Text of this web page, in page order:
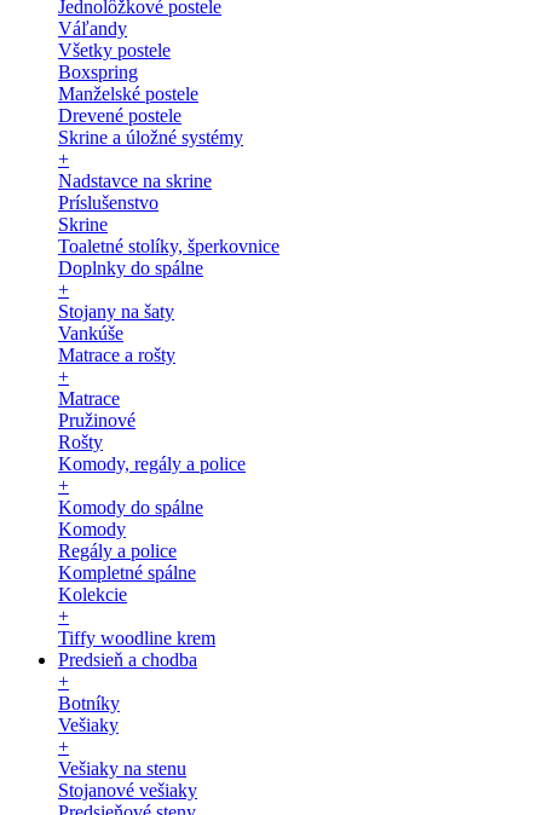
Jednolôžkové postele
Váľandy
Všetky postele
Boxspring
Manželské postele
Drevené postele
Skrine a úložné systémy
+
Nadstavce na skrine
Príslušenstvo
Skrine
Toaletné stolíky, šperkovnice
Doplnky do spálne
+
Stojany na šaty
Vankúše
Matrace a rošty
+
Matrace
Pružinové
Rošty
Komody, regály a police
+
Komody do spálne
Komody
Regály a police
Kompletné spálne
Kolekcie
+
Tiffy woodline krem
Predsieň a chodba
+
Botníky
Vešiaky
+
Vešiaky na stenu
Stojanové vešiaky